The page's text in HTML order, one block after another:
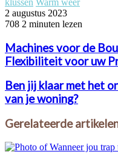
2 augustus 2023
708 2 minuten lezen
Machines voor de
Flexibiliteit voor uw
Ben jij klaar met het
van je woning?
Gerelateerde